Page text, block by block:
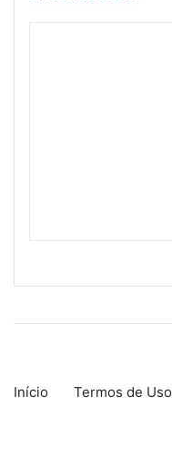
Início Termos de Uso